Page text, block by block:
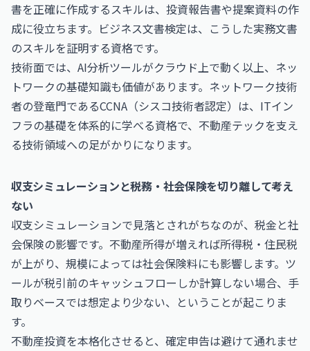
書を正確に作成するスキルは、投資報告書や提案資料の作
成に役立ちます。 ビジネス文書検定は、こうした実務文書
のスキルを証明する資格です。
技術面では、AI分析ツールがクラウド上で動く以上、ネッ
トワークの基礎知識も価値があります。ネットワーク技術
者の登竜門であるCCNA（シスコ技術者認定） は、ITイン
フラの基礎を体系的に学べる資格で、不動産テックを支え
る技術領域への足がかりになります。
収支シミュレーションと税務・社会保険を切り離して考え
ない
収支シミュレーションで見落とされがちなのが、税金と社
会保険の影響です。不動産所得が増えれば所得税・住民税
が上がり、規模によっては社会保険料にも影響します。ツ
ールが税引前のキャッシュフローしか計算しない場合、手
取りベースでは想定より少ない、ということが起こりま
す。
不動産投資を本格化させると、確定申告は避けて通れませ